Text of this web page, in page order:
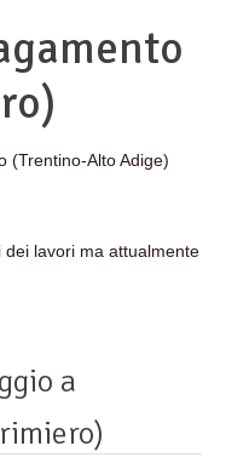
(Trentino-Alto Adige)
lavori ma attualmente
a